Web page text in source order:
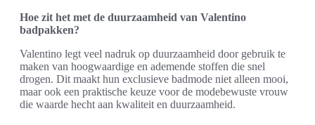
Hoe zit het met de duurzaamheid van Valentino
badpakken?
Valentino legt veel nadruk op duurzaamheid door gebruik te
maken van hoogwaardige en ademende stoffen die snel
drogen. Dit maakt hun exclusieve badmode niet alleen mooi,
maar ook een praktische keuze voor de modebewuste vrouw
die waarde hecht aan kwaliteit en duurzaamheid.